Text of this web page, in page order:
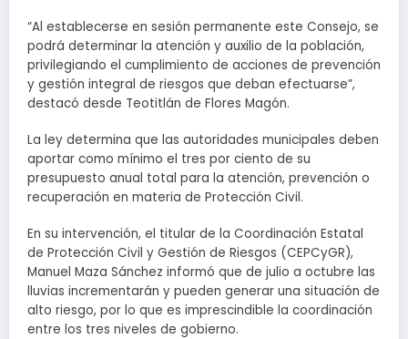
“Al establecerse en sesión permanente este Consejo, se
podrá determinar la atención y auxilio de la población,
privilegiando el cumplimiento de acciones de prevención
y gestión integral de riesgos que deban efectuarse”,
destacó desde Teotitlán de Flores Magón.
La ley determina que las autoridades municipales deben
aportar como mínimo el tres por ciento de su
presupuesto anual total para la atención, prevención o
recuperación en materia de Protección Civil.
En su intervención, el titular de la Coordinación Estatal
de Protección Civil y Gestión de Riesgos (CEPCyGR),
Manuel Maza Sánchez informó que de julio a octubre las
lluvias incrementarán y pueden generar una situación de
alto riesgo, por lo que es imprescindible la coordinación
entre los tres niveles de gobierno.